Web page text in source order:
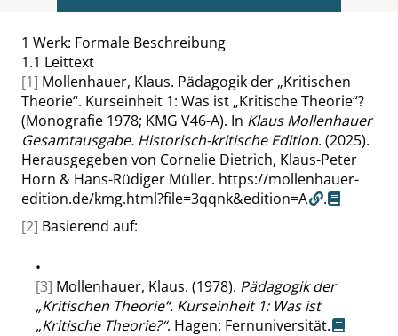
1 Werk: Formale Beschreibung
1.1 Leittext
[1] Mollenhauer, Klaus. Pädagogik der „Kritischen
Theorie“. Kurseinheit 1: Was ist „Kritische Theorie“?
(Monografie 1978; KMG V46-A). In Klaus Mollenhauer
Gesamtausgabe. Historisch-kritische Edition. (2025).
Herausgegeben von Cornelie Dietrich, Klaus-Peter
Horn & Hans-Rüdiger Müller. https://mollenhauer-
edition.de/kmg.html?file=3qqnk&edition=A
.
[2] Basierend auf:
•
[3] Mollenhauer, Klaus. (1978). Pädagogik der
„Kritischen Theorie“. Kurseinheit 1: Was ist
„Kritische Theorie?“. Hagen: Fernuniversität.